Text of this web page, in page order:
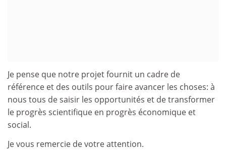
Je pense que notre projet fournit un cadre de
référence et des outils pour faire avancer les choses: à
nous tous de saisir les opportunités et de transformer
le progrès scientifique en progrès économique et
social.
Je vous remercie de votre attention.